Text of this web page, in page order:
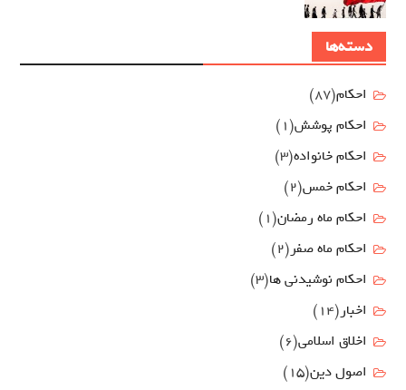
دسته‌ها
احکام(87)
احکام پوشش(1)
احکام خانواده(3)
احکام خمس(2)
احکام ماه رمضان(1)
احکام ماه صفر (2)
احکام نوشیدنی ها(3)
اخبار (14)
اخلاق اسلامی(6)
اصول دين(15)